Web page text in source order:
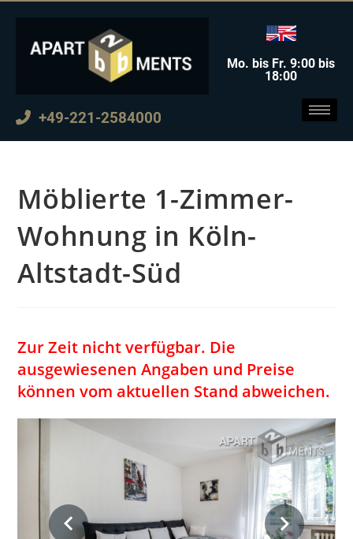
+49-221-2584000
Mo. bis Fr. 9:00 bis
18:00
Möblierte 1-Zimmer-
Wohnung in Köln-
Altstadt-Süd
Zur Zeit nicht verfügbar. Die
ausgewiesenen Angaben und Preise
können vom aktuellen Stand abweichen.